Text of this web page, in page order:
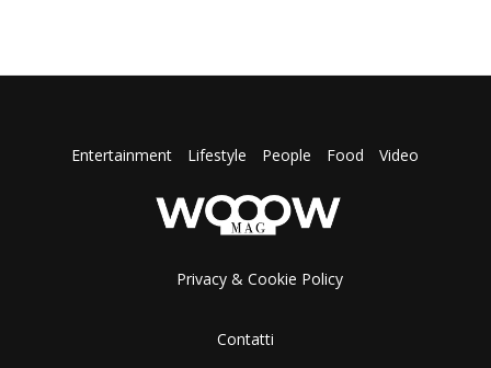
Entertainment Lifestyle People Food Video
Privacy & Cookie Policy
Contatti